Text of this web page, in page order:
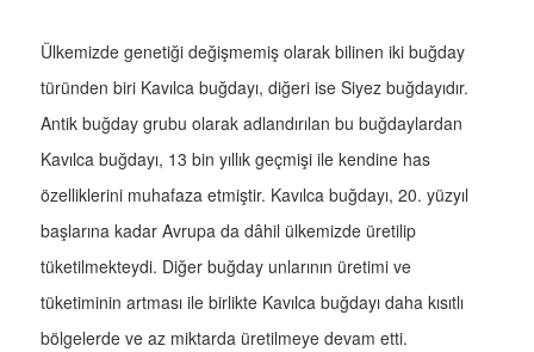
Ülkemizde genetiği değişmemiş olarak bilinen iki buğday
türünden biri Kavılca buğdayı, diğeri ise Siyez buğdayıdır.
Antik buğday grubu olarak adlandırılan bu buğdaylardan
Kavılca buğdayı, 13 bin yıllık geçmişi ile kendine has
özelliklerini muhafaza etmiştir. Kavılca buğdayı, 20. yüzyıl
başlarına kadar Avrupa da dâhil ülkemizde üretilip
tüketilmekteydi. Diğer buğday unlarının üretimi ve
tüketiminin artması ile birlikte Kavılca buğdayı daha kısıtlı
bölgelerde ve az miktarda üretilmeye devam etti.